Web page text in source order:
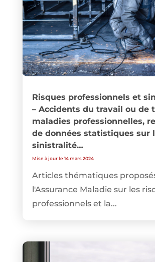
Risques professionnels et
– Accidents du travail ou de
maladies professionnelles,
de données statistiques sur
sinistralité…
Mise à jour le 14 mars 2024
Articles thématiques
l'Assurance Maladie sur les
professionnels et la...